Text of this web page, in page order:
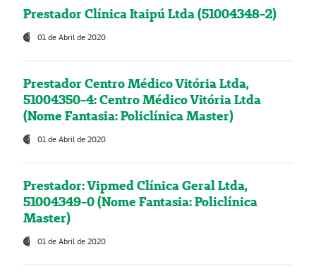
Prestador Clínica Itaipú Ltda (51004348-2)
01 de Abril de 2020
Prestador Centro Médico Vitória Ltda,
51004350-4: Centro Médico Vitória Ltda
(Nome Fantasia: Policlínica Master)
01 de Abril de 2020
Prestador: Vipmed Clínica Geral Ltda,
51004349-0 (Nome Fantasia: Policlínica
Master)
01 de Abril de 2020